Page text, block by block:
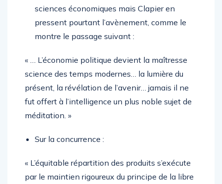
sciences économiques mais Clapier en
pressent pourtant l’avènement, comme le
montre le passage suivant :
« … L’économie politique devient la maîtresse
science des temps modernes… la lumière du
présent, la révélation de l’avenir… jamais il ne
fut offert à l’intelligence un plus noble sujet de
méditation. »
Sur la concurrence :
« L’équitable répartition des produits s’exécute
par le maintien rigoureux du principe de la libre